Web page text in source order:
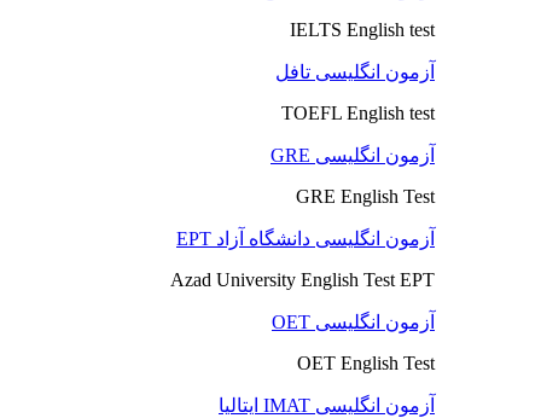
IELTS English test
آزمون انگلیسی تافل
TOEFL English test
آزمون انگلیسی GRE
GRE English Test
آزمون انگلیسی دانشگاه آزاد EPT
Azad University English Test EPT
آزمون انگلیسی OET
OET English Test
آزمون انگلیسی IMAT ایتالیا